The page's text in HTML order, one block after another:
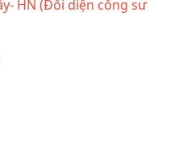
HN (Đối diện cổng sư